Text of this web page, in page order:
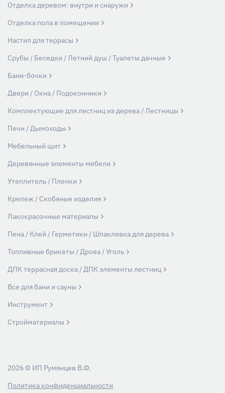
Отделка деревом: внутри и снаружи
Отделка пола в помещении
Настил для террасы
Срубы / Беседки / Летний душ / Туалеты дачные
Бани-бочки
Двери / Окна / Подоконники
Комплектующие для лестниц из дерева / Лестницы
Печи / Дымоходы
Мебельный щит
Деревянные элементы мебели
Утеплитель / Пленки
Крепеж / Скобяные изделия
Лакокрасочные материалы
Пена / Клей / Герметики / Шпаклевка для дерева
Топливные брикеты / Дрова / Уголь
ДПК террасная доска / ДПК элементы лестниц
Все для бани и сауны
Инструмент
Стройматериалы
Политика конфиденциальности
2026 © ИП Румянцев В.Ф.